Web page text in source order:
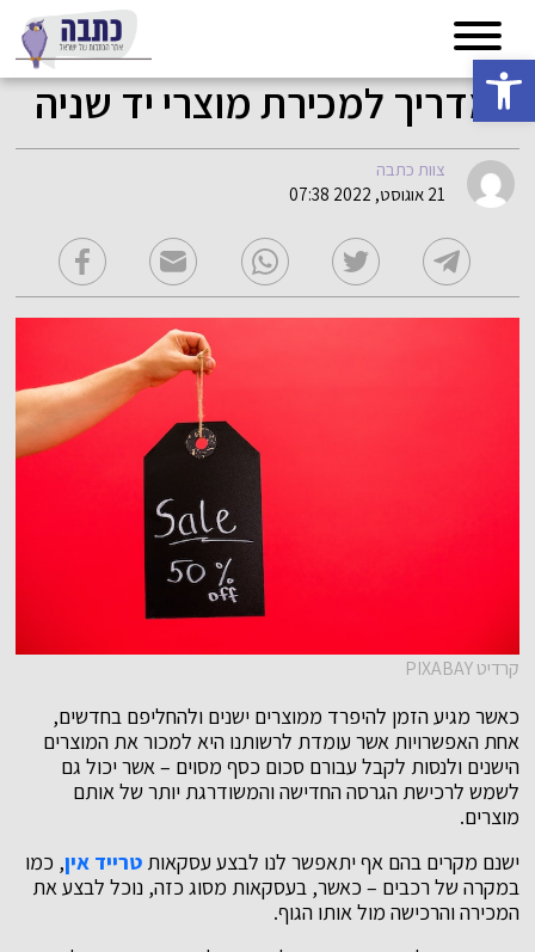
פתח סרגל נגישות
המדריך למכירת מוצרי יד שניה
צוות כתבה
21 אוגוסט, 2022 07:38
קרדיט PIXABAY
כאשר מגיע הזמן להיפרד ממוצרים ישנים ולהחליפם בחדשים,
אחת האפשרויות אשר עומדת לרשותנו היא למכור את המוצרים
הישנים ולנסות לקבל עבורם סכום כסף מסוים – אשר יכול גם
לשמש לרכישת הגרסה החדישה והמשודרגת יותר של אותם
מוצרים.
ישנם מקרים בהם אף יתאפשר לנו לבצע עסקאות טרייד אין, כמו
במקרה של רכבים – כאשר, בעסקאות מסוג כזה, נוכל לבצע את
המכירה והרכישה מול אותו הגוף.